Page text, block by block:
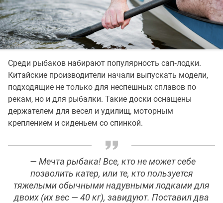
Среди рыбаков набирают популярность сап‑лодки.
Китайские производители начали выпускать модели,
подходящие не только для неспешных сплавов по
рекам, но и для рыбалки. Такие доски оснащены
держателем для весел и удилищ, моторным
креплением и сиденьем со спинкой.
— Мечта рыбака! Все, кто не может себе
позволить катер, или те, кто пользуется
тяжелыми обычными надувными лодками для
двоих (их вес — 40 кг), завидуют. Поставил два